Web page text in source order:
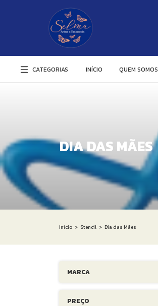
CATEGORIAS INÍCIO QUEM SOMOS
DIA DAS MÃES
Início > Stencil > Dia das Mães
MARCA
PREÇO